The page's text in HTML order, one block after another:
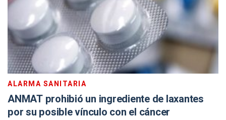
ALARMA SANITARIA
ANMAT prohibió un ingrediente de laxantes
por su posible vínculo con el cáncer